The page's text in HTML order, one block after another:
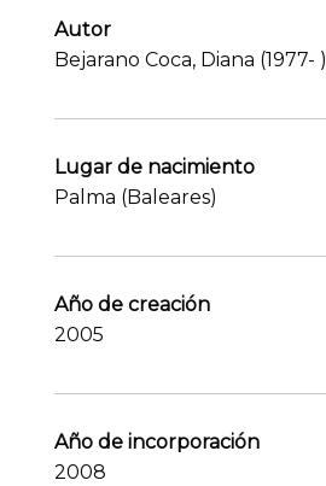
Autor
Bejarano Coca, Diana (1977- )
Lugar de nacimiento
Palma (Baleares)
Año de creación
2005
Año de incorporación
2008